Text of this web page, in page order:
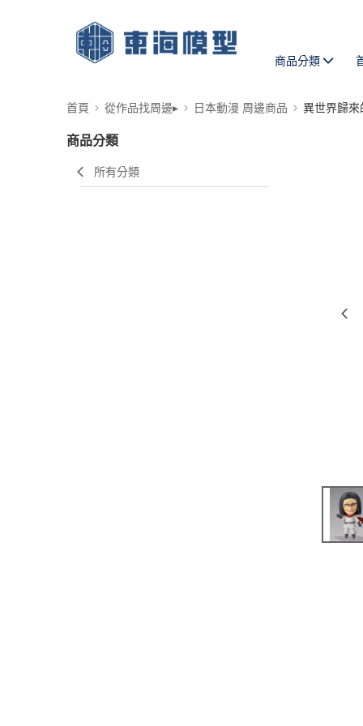
商品分類
首頁 從作品找周邊▸ 日本動漫 周邊商品 異世界歸來
商品分類
所有分類